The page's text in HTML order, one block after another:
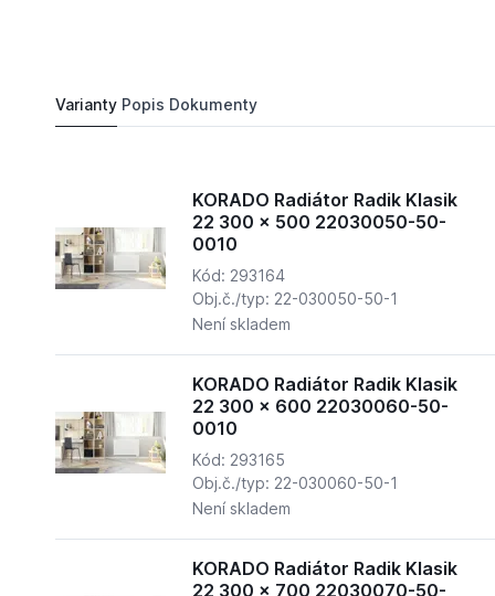
Varianty Popis Dokumenty
KORADO Radiátor Radik Klasik
22 300 x 500 22030050-50-
0010
Kód: 293164
Obj.č./typ: 22-030050-50-1
Není skladem
KORADO Radiátor Radik Klasik
22 300 x 600 22030060-50-
0010
Kód: 293165
Obj.č./typ: 22-030060-50-1
Není skladem
KORADO Radiátor Radik Klasik
22 300 x 700 22030070-50-